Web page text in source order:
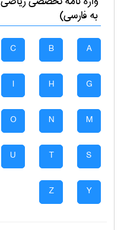
به فارسی)
A
B
C
G
H
I
M
N
O
S
T
U
Y
Z